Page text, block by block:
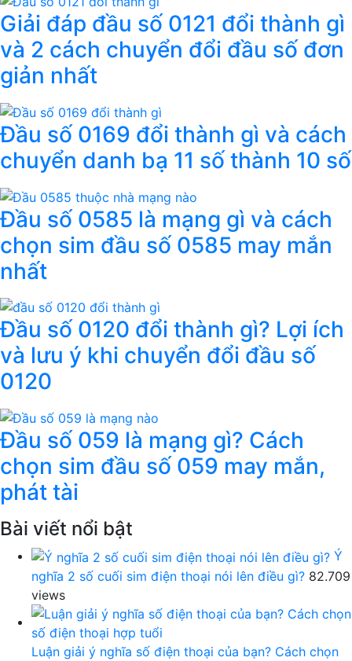
Giải đáp đầu số 0121 đổi thành gì
và 2 cách chuyển đổi đầu số đơn
giản nhất
Đầu số 0169 đổi thành gì và cách
chuyển danh bạ 11 số thành 10 số
Đầu số 0585 là mạng gì và cách
chọn sim đầu số 0585 may mắn
nhất
Đầu số 0120 đổi thành gì? Lợi ích
và lưu ý khi chuyển đổi đầu số
0120
Đầu số 059 là mạng gì? Cách
chọn sim đầu số 059 may mắn,
phát tài
Bài viết nổi bật
Ý
nghĩa 2 số cuối sim điện thoại nói lên điều gì? 82.709
views
Luận giải ý nghĩa số điện thoại của bạn? Cách chọn